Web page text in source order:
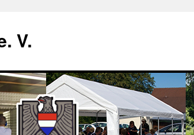
V.